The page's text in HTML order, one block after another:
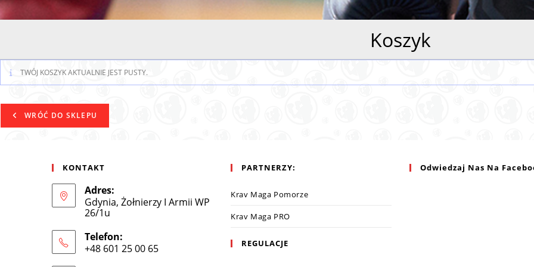
Koszyk
TWÓJ KOSZYK AKTUALNIE JEST PUSTY.
WRÓĆ DO SKLEPU
KONTAKT
Adres:
Gdynia, Żołnierzy I Armii WP
26/1u
Telefon:
+48 601 25 00 65
PARTNERZY:
Krav Maga Pomorze
Krav Maga PRO
REGULACJE
Odwiedzaj Nas Na